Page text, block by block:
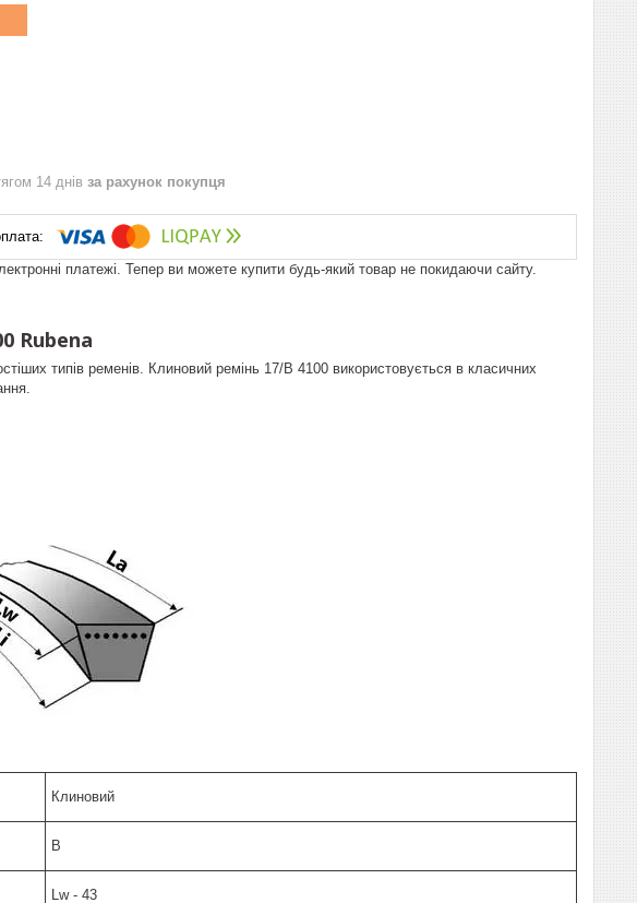
14 днів за рахунок покупця
платежі. Тепер ви можете купити будь-який товар не покидаючи сайту.
Rubena
типів ременів. Клиновий ремінь 17/B 4100 використовується в класичних
Клиновий
B
Lw - 43